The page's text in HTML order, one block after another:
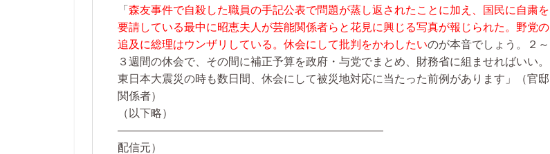
「 森友事件で自殺した職員の手記公表で問題が蒸し返されたことに加え、国民に自粛を
要請している最中に昭恵夫人が芸能関係者らと花見に興じる写真が報じられた。野党の
追及に総理はウンザリしている。休会にして批判をかわしたいのが本音でしょう。２～
３週間の休会で、その間に補正予算を政府・与党でまとめ、財務省に組ませればいい。
東日本大震災の時も数日間、休会にして被災地対応に当たった前例があります」（官邸
関係者）
（以下略）
————————————————————————
配信元）